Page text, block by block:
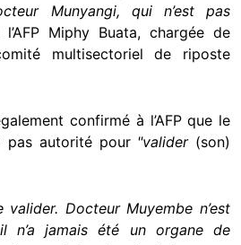
Munyangi, qui n’est pas
Miphy Buata, chargée de
multisectoriel de riposte
confirmé à l’AFP que le
pas autorité pour "valider (son)
valider. Docteur Muyembe n’est
n’a jamais été un organe de